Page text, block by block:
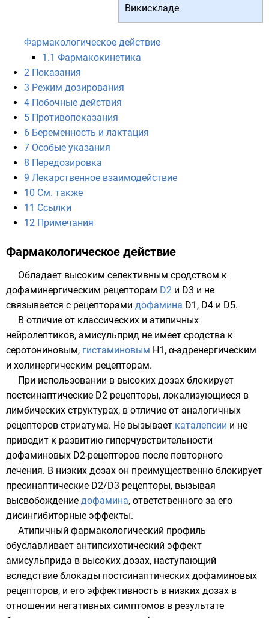
Викискладе
Фармакологическое действие
1.1 Фармакокинетика
2 Показания
3 Режим дозирования
4 Побочные действия
5 Противопоказания
6 Беременность и лактация
7 Особые указания
8 Передозировка
9 Лекарственное взаимодействие
10 См. также
11 Ссылки
12 Примечания
Фармакологическое действие
Обладает высоким селективным сродством к
дофаминергическим рецепторам D2 и D3 и не
связывается с рецепторами дофамина D1 , D4 и D5.
В отличие от классических и атипичных
нейролептиков, амисульприд не имеет сродства к
серотониновым, гистаминовым Н1, α-адренергическим
и холинергическим рецепторам.
При использовании в высоких дозах блокирует
постсинаптические D2 рецепторы, локализующиеся в
лимбических структурах, в отличие от аналогичных
рецепторов стриатума. Не вызывает каталепсии и не
приводит к развитию гиперчувствительности
дофаминовых D2-рецепторов после повторного
лечения. В низких дозах он преимущественно блокирует
пресинаптические D2/D3 рецепторы, вызывая
высвобождение дофамина, ответственного за его
дисингибиторные эффекты.
Атипичный фармакологический профиль
обуславливает антипсихотический эффект
амисульприда в высоких дозах, наступающий
вследствие блокады постсинаптических дофаминовых
рецепторов, и его эффективность в низких дозах в
отношении негативных симптомов в результате